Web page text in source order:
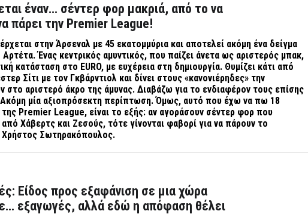
έναν… σέντερ φορ μακριά, από το να
πάρει την Premier League!
στην Άρσεναλ με 45 εκατομμύρια και αποτελεί ακόμη ένα δείγμα
Ένας κεντρικός αμυντικός, που παίζει άνετα ως αριστερός μπακ,
κατάσταση στο EURO, με ευχέρεια στη δημιουργία. Θυμίζει κάτι από
Σίτι με τον Γκβάρντιολ και δίνει στους «κανονιέρηδες» την
στο αριστερό άκρο της άμυνας. Διαβάζω για το ενδιαφέρον τους επίσης
Ακόμη μία αξιοπρόσεκτη περίπτωση. Όμως, αυτό που έχω να πω 18
της Premier League, είναι το εξής: αν αγοράσουν σέντερ φορ που
Χάβερτς και Ζεσούς, τότε γίνονται φαβορί για να πάρουν το
Σωτηρακόπουλος.
Είδος προς εξαφάνιση σε μια χώρα
εξαγωγές, αλλά εδώ η απόφαση θέλει